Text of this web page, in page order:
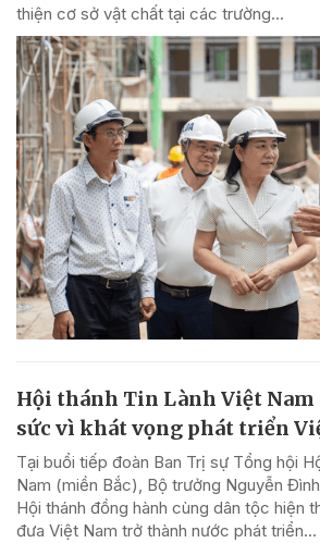
thiện cơ sở vật chất tại các trường...
Hội thánh Tin Lành Việt Nam
sức vì khát vọng phát triển
Tại buổi tiếp đoàn Ban Trị sự Tổng hội
Nam (miền Bắc), Bộ trưởng Nguyễn
Hội thánh đồng hành cùng dân tộc hiện
đưa Việt Nam trở thành nước phát triển...